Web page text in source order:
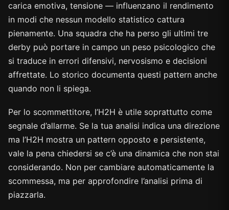
carica emotiva, tensione — influenzano il rendimento
in modi che nessun modello statistico cattura
pienamente. Una squadra che ha perso gli ultimi tre
derby può portare in campo un peso psicologico che
si traduce in errori difensivi, nervosismo e decisioni
affrettate. Lo storico documenta questi pattern anche
quando non li spiega.
Per lo scommettitore, l’H2H è utile soprattutto come
segnale d’allarme. Se la tua analisi indica una direzione
ma l’H2H mostra un pattern opposto e persistente,
vale la pena chiedersi se c’è una dinamica che non stai
considerando. Non per cambiare automaticamente la
scommessa, ma per approfondire l’analisi prima di
piazzarla.